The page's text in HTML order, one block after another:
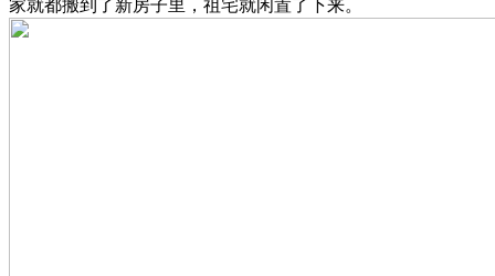
家就都搬到了新房子里，祖宅就闲置了下来。